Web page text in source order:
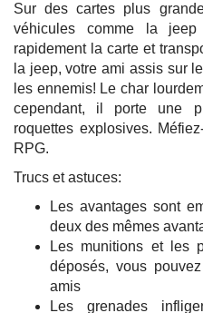
Sur des cartes plus
véhicules comme la
rapidement la carte et
la jeep, votre ami assis sur
les ennemis! Le char
cependant, il porte une
roquettes explosives.
RPG.
Trucs et astuces:
Les avantages sont
deux des mêmes
Les munitions et les
déposés, vous
amis
Les grenades